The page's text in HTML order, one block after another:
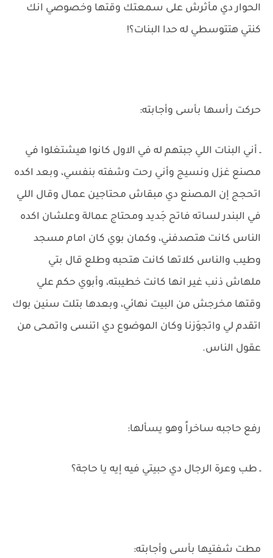
الحوار دي مأثرش على سمعتك وقتها وخصوصي انك
كنتي هتتوسطي له حدا البنات؟!
حركت رأسها بأسى وأجابته:
ـ أني البنات اللي جبتهم له في الاول كانوا هيشتغلوا في
مصنع غزل ونسيج وأني رحت وشفته بنفسي، وبعد اكده
اتحجج إن المصنع دي مبقاش محتاجين عمال وقال اللي
في البندر لساته فاتح جَديد ومحتاج عمالة وعلشان اكده
الناس كانت هتصدفني، وكمان بوي كان امام مسجد
وطيب والناس كلاتها كانت هتحبه وطلع قال بتي
ملهاش ذنب غير انها كانت خطيبته، وأبوي حكم علي
وقتها مخرجش من البيت نهائي، وبعدها بتلت سنين بوك
اتقدم لي واتجوَزنا وكان الموضوع دي اتنسى واتمحى من
عقول الناس.
رفع حاجبه ساخراً وهو يسألها:
ـ طب وعرة الرجال دي حبيتي فيه إيه يا حاجة؟
مطت شفتيها بأسى وأجابته: